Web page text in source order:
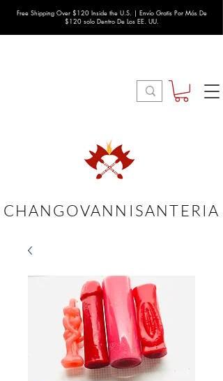
Free Shipping Over $120 Inside the U.S. | Envío Gratis Por Más De
$120 solo Dentro De Los EE. UU.
CHANGOVANNISANTERIA